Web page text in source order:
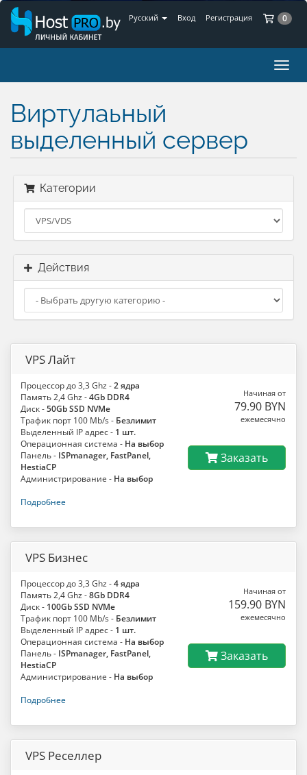
Русский Вход Регистрация 0
Виртулаьный
выделенный сервер
Категории
Действия
VPS Лайт
Процессор до 3,3 Ghz -2 ядра
Память 2,4 Ghz -4Gb DDR4
Диск -50Gb SSD NVMe
Трафик порт 100 Mb/s - Безлимит
Выделенный IP адрес - 1 шт.
Операционная система - На выбор
Панель - ISPmanager, FastPanel,
HestiaCP
Администрирование - На выбор
Подробнее
Начиная от
79.90 BYN
ежемесячно
Заказать
VPS Бизнес
Процессор до 3,3 Ghz -4 ядра
Память 2,4 Ghz -8Gb DDR4
Диск - 100Gb SSD NVMe
Трафик порт 100 Mb/s - Безлимит
Выделенный IP адрес - 1 шт.
Операционная система - На выбор
Панель - ISPmanager, FastPanel,
HestiaCP
Администрирование - На выбор
Подробнее
Начиная от
159.90 BYN
ежемесячно
Заказать
VPS Реселлер